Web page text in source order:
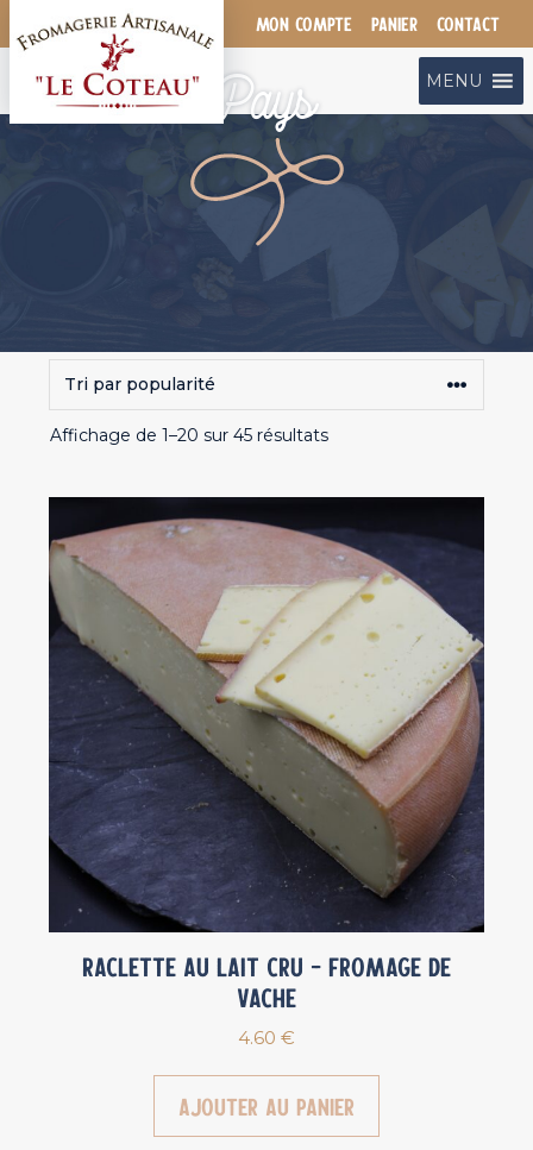
au
MON COMPTE PANIER CONTACT
MENU
Pays
Affichage de 1–20 sur 45 résultatsTrié
Raclette au lait cru – Fromage de
vache
4.60 €
Ajouter au panier